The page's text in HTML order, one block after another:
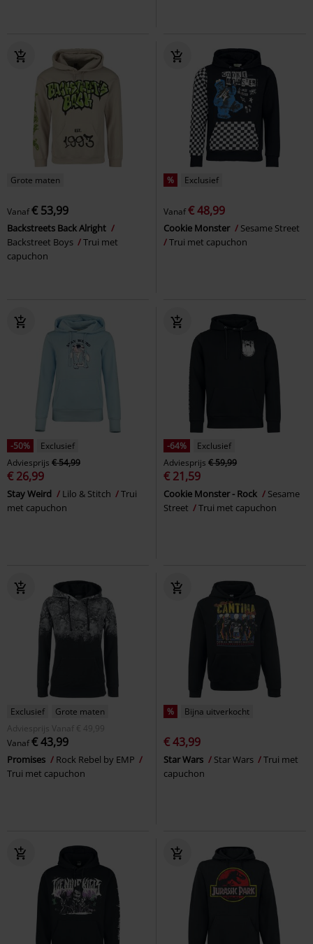
Grote maten
Vanaf€ 53,99
Backstreets Back Alright
Backstreet Boys
Trui met
capuchon
% Exclusief
Vanaf€ 48,99
Cookie Monster
Sesame Street
Trui met capuchon
-50%
Exclusief
Adviesprijs € 54,99
€ 26,99
Stay Weird Lilo & Stitch
Trui
met capuchon
-64%
Exclusief
Adviesprijs € 59,99
€ 21,59
Cookie Monster - Rock
Sesame
Street
Trui met capuchon
Exclusief
Grote maten
Adviesprijs
Vanaf € 49,99
Vanaf€ 43,99
Promises
Rock Rebel by EMP
Trui met capuchon
% Bijna uitverkocht
€ 43,99
Star Wars Star Wars
Trui met
capuchon